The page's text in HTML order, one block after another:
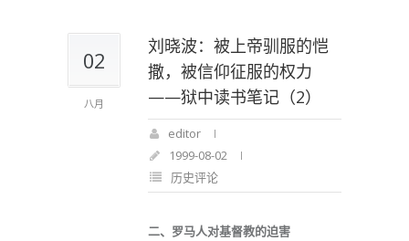
02
八月
刘晓波：被上帝驯服的恺
撒，被信仰征服的权力
——狱中读书笔记（2）
editor
1999-08-02
历史评论
二、罗马人对基督教的迫害